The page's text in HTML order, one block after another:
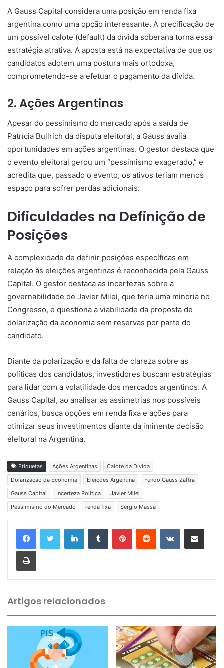
A Gauss Capital considera uma posição em renda fixa
argentina como uma opção interessante. A precificação de
um possível calote (default) da dívida soberana torna essa
estratégia atrativa. A aposta está na expectativa de que os
candidatos adotem uma postura mais ortodoxa,
comprometendo-se a efetuar o pagamento da dívida.
2. Ações Argentinas
Apesar do pessimismo do mercado após a saída de
Patrícia Bullrich da disputa eleitoral, a Gauss avalia
oportunidades em ações argentinas. O gestor destaca que
o evento eleitoral gerou um “pessimismo exagerado,” e
acredita que, passado o evento, os ativos teriam menos
espaço para sofrer perdas adicionais.
Dificuldades na Definição de
Posições
A complexidade de definir posições específicas em
relação às eleições argentinas é reconhecida pela Gauss
Capital. O gestor destaca as incertezas sobre a
governabilidade de Javier Milei, que teria uma minoria no
Congresso, e questiona a viabilidade da proposta de
dolarização da economia sem reservas por parte do
candidato.
Diante da polarização e da falta de clareza sobre as
políticas dos candidatos, investidores buscam estratégias
para lidar com a volatilidade dos mercados argentinos. A
Gauss Capital, ao analisar as assimetrias nos possíveis
cenários, busca opções em renda fixa e ações para
otimizar seus investimentos diante da iminente decisão
eleitoral na Argentina.
Etiquetas Ações Argentinas
Calote da Dívida
Dolarização da Economia
Eleições Argentina
Fundo Gauss Zaftra
Gauss Capital
Incerteza Política
Javier Milei
Pessimismo do Mercado
renda fixa Sergio Massa
Artigos relacionados